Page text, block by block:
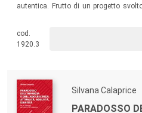
autentica. Frutto di un progetto
Milano e Torino, questo testo
cambiamenti del corpo, la vita
possibilità di rendere ragazzi e
cod.
1920.3
Silvana Calaprice
PARADOSSO